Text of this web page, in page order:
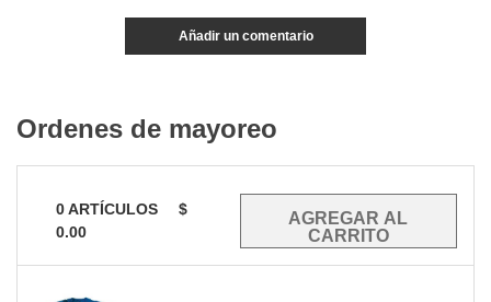
Añadir un comentario
Ordenes de mayoreo
0ARTÍCULOS
$
0.00